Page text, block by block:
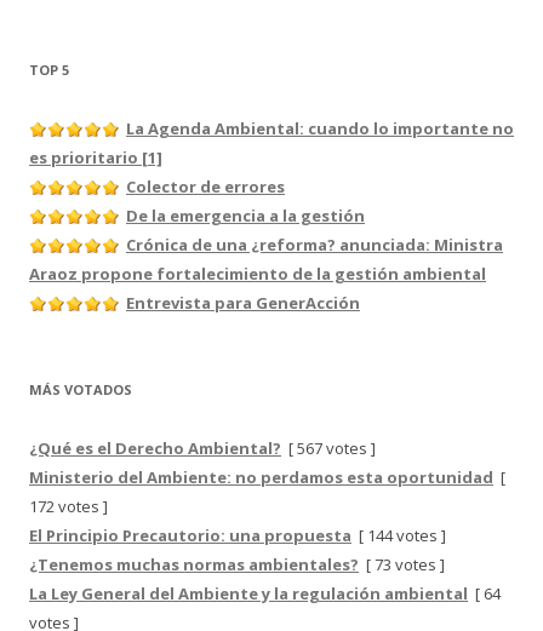
TOP 5
La Agenda Ambiental: cuando lo importante no
es prioritario [1]
Colector de errores
De la emergencia a la gestión
Crónica de una ¿reforma? anunciada: Ministra
Araoz propone fortalecimiento de la gestión ambiental
Entrevista para GenerAcción
MÁS VOTADOS
¿Qué es el Derecho Ambiental? [ 567 votes ]
Ministerio del Ambiente: no perdamos esta oportunidad [
172 votes ]
El Principio Precautorio: una propuesta [ 144 votes ]
¿Tenemos muchas normas ambientales? [ 73 votes ]
La Ley General del Ambiente y la regulación ambiental [ 64
votes ]